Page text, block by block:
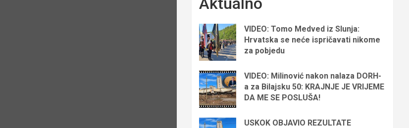
VIDEO: Tomo Medved iz Slunja:
Hrvatska se neće ispričavati nikome
za pobjedu
VIDEO: Milinović nakon nalaza DORH-
a za Bilajsku 50: KRAJNJE JE VRIJEME
DA ME SE POSLUŠA!
USKOK OBJAVIO REZULTATE